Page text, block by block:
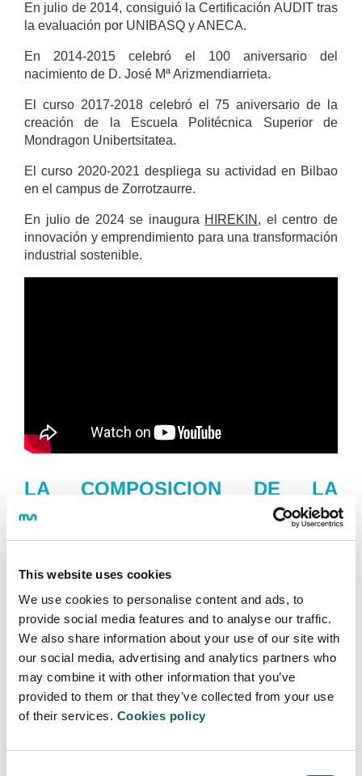
This website uses cookies
We use cookies to personalise content and ads, to
provide social media features and to analyse our traffic.
We also share information about your use of our site with
our social media, advertising and analytics partners who
may combine it with other information that you’ve
provided to them or that they’ve collected from your use
of their services. Cookies policy
En julio de 2014, consiguió la Certificación AUDIT tras
la evaluación por UNIBASQ y ANECA.
En 2014-2015 celebró el 100 aniversario del
nacimiento de D. José Mª Arizmendiarrieta.
El curso 2017-2018 celebró el 75 aniversario de la
creación de la Escuela Politécnica Superior de
Mondragon Unibertsitatea.
El curso 2020-2021 despliega su actividad en Bilbao
en el campus de Zorrotzaurre.
En julio de 2024 se inaugura HIREKIN , el centro de
innovación y emprendimiento para una transformación
industrial sostenible.
LA COMPOSICION DE LA
ESCUELA TÉCNICA SUPERIOR
socias/os en igual número:
Socias/os de trabajo.
Socias/os usuarias/os.(Alumnas/os)
Socios colaboradores.
(Empresas y
Administración).
su Consejo Rector, que es quien marca sus líneas de